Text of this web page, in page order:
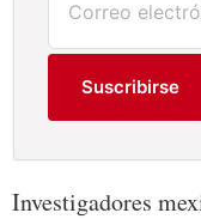
Suscribirse
Investigadores